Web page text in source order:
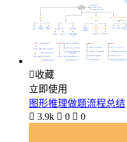
收藏
立即使用
图形推理做题流程总结
 3.9k  0  0